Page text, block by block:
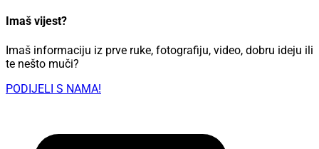
Imaš vijest?
Imaš informaciju iz prve ruke, fotografiju, video, dobru ideju ili
te nešto muči?
PODIJELI S NAMA!